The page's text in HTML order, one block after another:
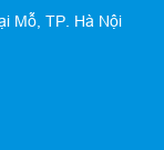
Mỗ, TP. Hà Nội